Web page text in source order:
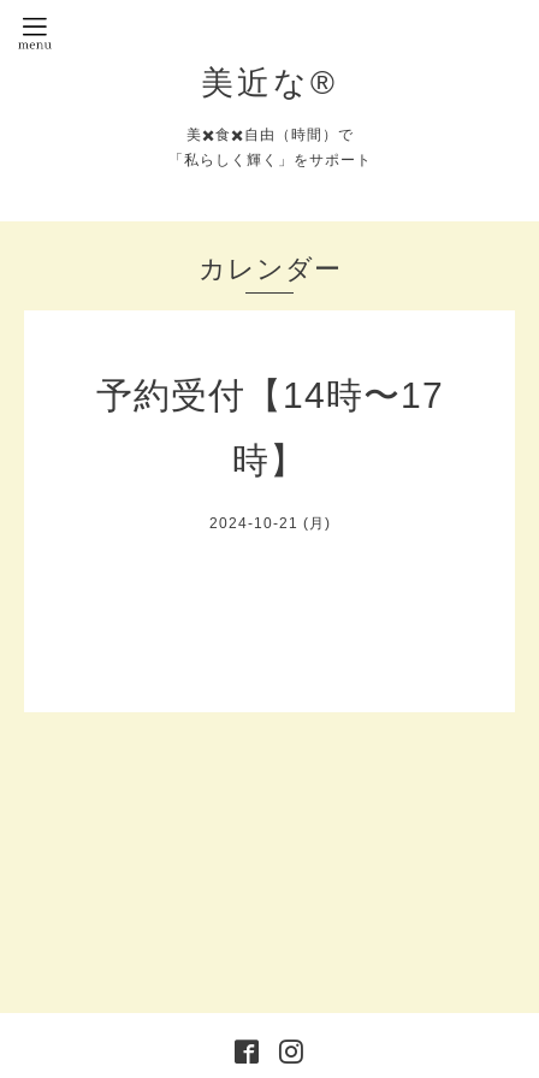
美近な®︎
美✖️食✖️自由（時間）で
「私らしく輝く」をサポート
カレンダー
予約受付【14時〜17
時】
2024-10-21 (月)